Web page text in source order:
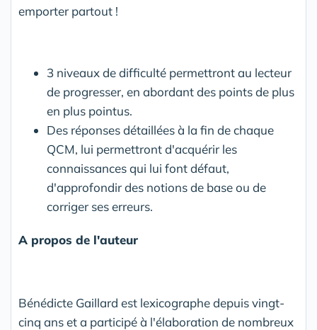
emporter partout !
3 niveaux de difficulté permettront au lecteur
de progresser, en abordant des points de plus
en plus pointus.
Des réponses détaillées à la fin de chaque
QCM, lui permettront d'acquérir les
connaissances qui lui font défaut,
d'approfondir des notions de base ou de
corriger ses erreurs.
A propos de l'auteur
Bénédicte Gaillard est lexicographe depuis vingt-
cinq ans et a participé à l'élaboration de nombreux